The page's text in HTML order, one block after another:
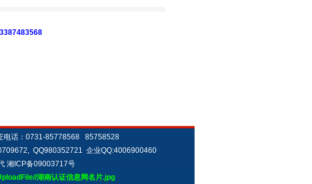
电话：0731-85778568 85758528
QQ980352721 企业QQ:4006900460
湘ICP备09003717号
湖南认证信息网名片.jpg